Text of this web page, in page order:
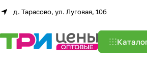
д. Тарасово, ул. Луговая, 10б